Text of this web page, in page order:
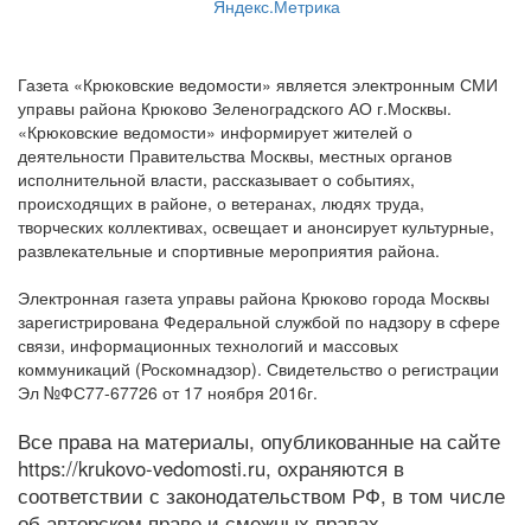
Газета «Крюковские ведомости» является электронным СМИ
управы района Крюково Зеленоградского АО г.Москвы.
«Крюковские ведомости» информирует жителей о
деятельности Правительства Москвы, местных органов
исполнительной власти, рассказывает о событиях,
происходящих в районе, о ветеранах, людях труда,
творческих коллективах, освещает и анонсирует культурные,
развлекательные и спортивные мероприятия района.
Электронная газета управы района Крюково города Москвы
зарегистрирована Федеральной службой по надзору в сфере
связи, информационных технологий и массовых
коммуникаций (Роскомнадзор). Свидетельство о регистрации
Эл №ФС77-67726 от 17 ноября 2016г.
Все права на материалы, опубликованные на сайте
https://krukovo-vedomosti.ru, охраняются в
соответствии с законодательством РФ, в том числе